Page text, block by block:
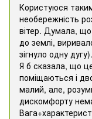
Користуюся
необережність
вітер. Думала,
до землі,
зігнуло одну
Я б сказала, що
поміщаються і
малий, але,
дискомфорту